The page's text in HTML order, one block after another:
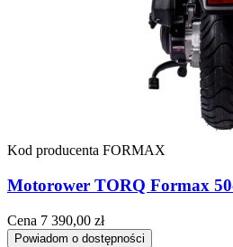
Kod producenta FORMAX
Motorower TORQ Formax
Cena 7 390,00 zł
Powiadom o dostępności